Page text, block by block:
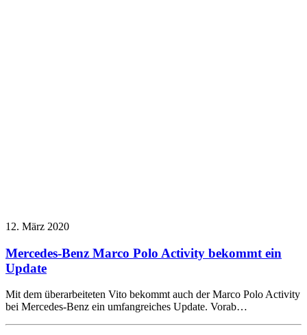
12. März 2020
Mercedes-Benz Marco Polo Activity bekommt ein
Update
Mit dem überarbeiteten Vito bekommt auch der Marco Polo Activity
bei Mercedes-Benz ein umfangreiches Update. Vorab…